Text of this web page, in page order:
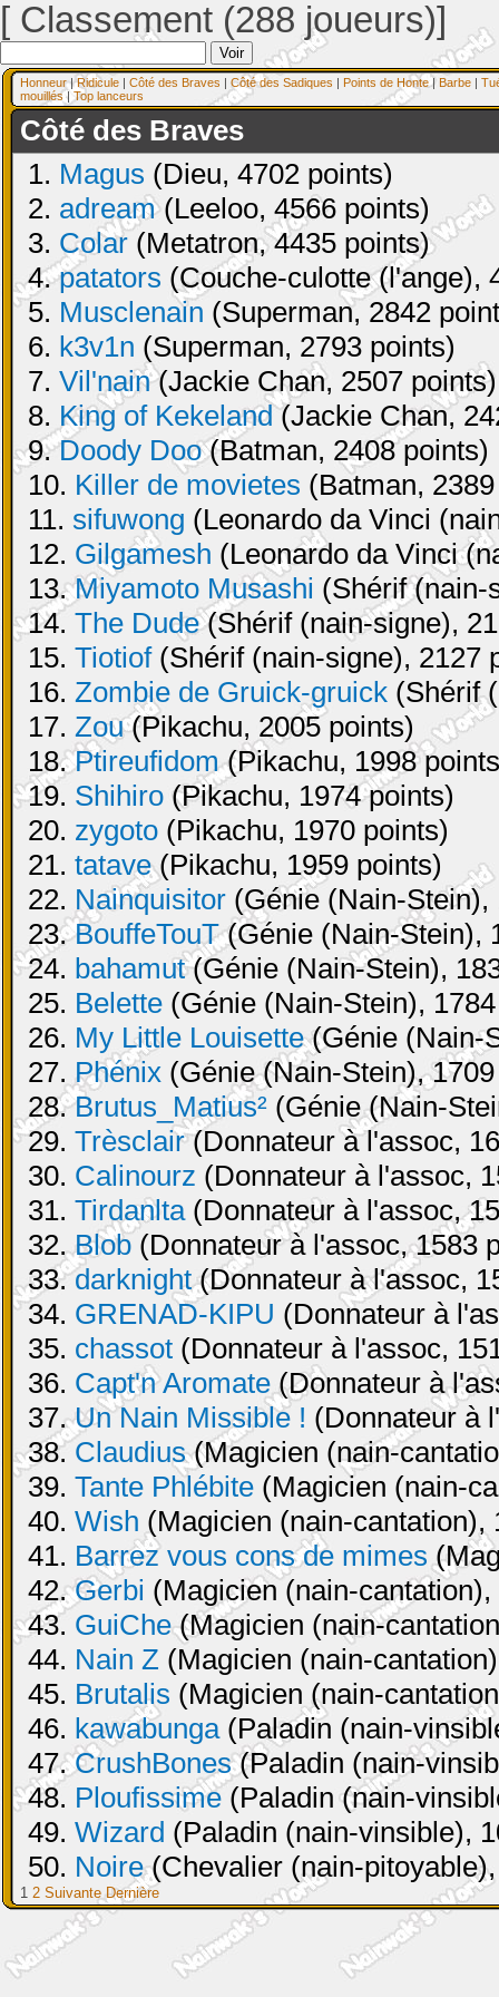
[ Classement (288 joueurs)]
Honneur|Ridicule | Côté des Braves | Côté des Sadiques | Points de Honte| Barbe |
mouillés| Top lanceurs
Côté des Braves
1. Magus (Dieu, 4702 points)
2. adream(Leeloo, 4566 points)
3. Colar (Metatron, 4435 points)
4.patators (Couche-culotte (l'ange),
5. Musclenain (Superman, 2842
6. k3v1n (Superman, 2793 points)
7. Vil'nain(Jackie Chan, 2507 points)
8. King of Kekeland(Jackie Chan,
9.Doody Doo(Batman, 2408 points)
10. Killer de movietes (Batman,
11. sifuwong (Leonardo da Vinci
12. Gilgamesh (Leonardo da Vinci
13.Miyamoto Musashi (Shérif (nain-
14. The Dude(Shérif (nain-signe),
15. Tiotiof(Shérif (nain-signe), 2127
16. Zombie de Gruick-gruick (Shérif
17. Zou(Pikachu, 2005 points)
18.Ptireufidom(Pikachu, 1998
19. Shihiro (Pikachu, 1974 points)
20. zygoto (Pikachu, 1970 points)
21. tatave(Pikachu, 1959 points)
22. Nainquisitor (Génie (Nain-Stein),
23.BouffeTouT(Génie (Nain-Stein),
24. bahamut(Génie (Nain-Stein),
25. Belette (Génie (Nain-Stein),
26. My Little Louisette(Génie (Nain-
27. Phénix (Génie (Nain-Stein),
28.Brutus_Matius² (Génie (Nain-
29. Trèsclair(Donnateur à l'assoc,
30. Calinourz (Donnateur à l'assoc,
31. Tirdanlta(Donnateur à l'assoc,
32.Blob (Donnateur à l'assoc, 1583
33.darknight(Donnateur à l'assoc,
34. GRENAD-KIPU (Donnateur à
35. chassot (Donnateur à l'assoc,
36. Capt'n Aromate(Donnateur à
37.Un Nain Missible ! (Donnateur à
38.Claudius(Magicien (nain-
39. Tante Phlébite (Magicien (nain-
40. Wish (Magicien (nain-cantation),
41. Barrez vous cons de mimes
42.Gerbi (Magicien (nain-
43. GuiChe(Magicien (nain-
44. Nain Z (Magicien (nain-
45. Brutalis (Magicien (nain-
46. kawabunga(Paladin (nain-
47.CrushBones(Paladin (nain-
48. Ploufissime (Paladin (nain-
49. Wizard (Paladin (nain-vinsible),
50. Noire(Chevalier (nain-
1 2 Suivante Dernière